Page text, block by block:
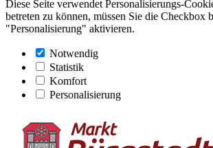
Diese Seite verwendet Personalisierungs-
betreten zu können, müssen Sie die Checkbox
"Personalisierung" aktivieren.
Notwendig
Statistik
Komfort
Personalisierung